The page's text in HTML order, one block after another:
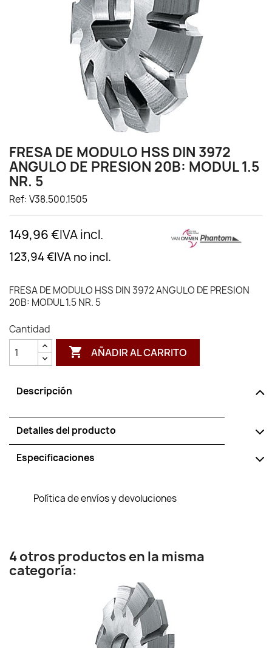
FRESA DE MODULO HSS DIN 3972
ANGULO DE PRESION 20B: MODUL 1.5
NR. 5
Ref: V38.500.1505
149,96 €IVA incl.
123,94 €IVA no incl.
FRESA DE MODULO HSS DIN 3972 ANGULO DE PRESION
20B: MODUL 1.5 NR. 5
Cantidad
 AÑADIR AL CARRITO
Descripción
Detalles del producto
Especificaciones
Política de envíos y devoluciones
4 otros productos en la misma
categoría: